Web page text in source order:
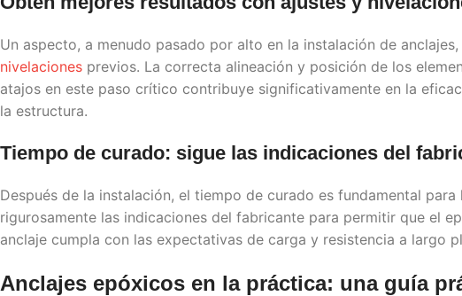
Un aspecto, a menudo pasado por alto en la instalación de
nivelaciones previos. La correcta alineación y posición de los
atajos en este paso crítico contribuye significativamente en la
la estructura.
Tiempo de curado: sigue las indicaciones del
Después de la instalación, el tiempo de curado es fundamental
rigurosamente las indicaciones del fabricante para permitir que el
anclaje cumpla con las expectativas de carga y resistencia a largo
Anclajes epóxicos en la práctica: una guía